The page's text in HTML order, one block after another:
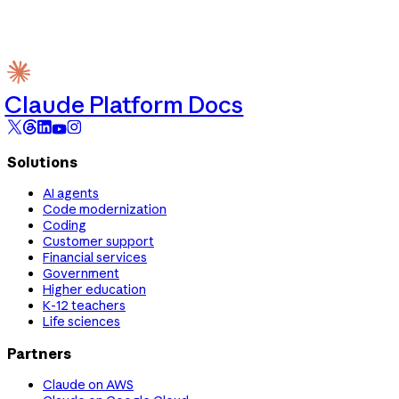
Claude Platform Docs
Solutions
AI agents
Code modernization
Coding
Customer support
Financial services
Government
Higher education
K-12 teachers
Life sciences
Partners
Claude on AWS